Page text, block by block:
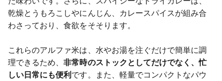
乾燥とうもろこしやにんじん、カレースパイスが組み合
わさっており、食欲をそそります。
これらのアルファ米は、水やお湯を注ぐだけで簡単に調
理できるため、非常時のストックとしてだけでなく、忙
しい日常にも便利です。また、軽量でコンパクトなパウ